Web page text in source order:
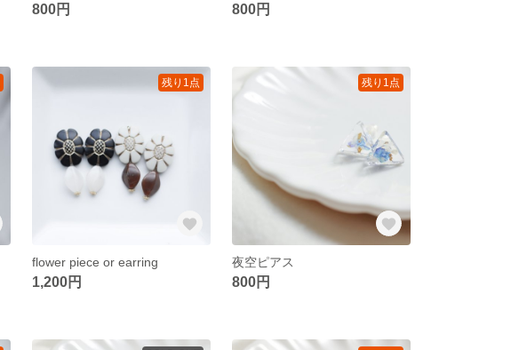
800円 800円
残り1点
flower piece or earring
1,200円
残り1点
夜空ピアス
800円